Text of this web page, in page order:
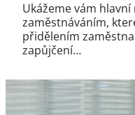
Ukážeme vám
zaměstnáváním,
přidělením
zapůjčení…